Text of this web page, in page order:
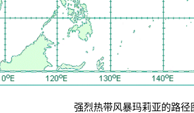
强烈热带风暴玛莉亚的路径